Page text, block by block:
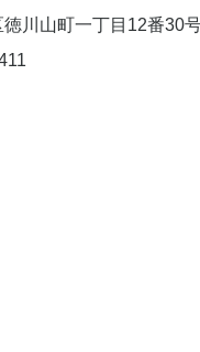
川山町一丁目12番30